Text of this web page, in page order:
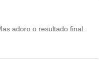
adoro o resultado final.